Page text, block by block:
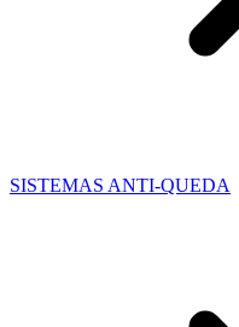
SISTEMAS ANTI-QUEDA